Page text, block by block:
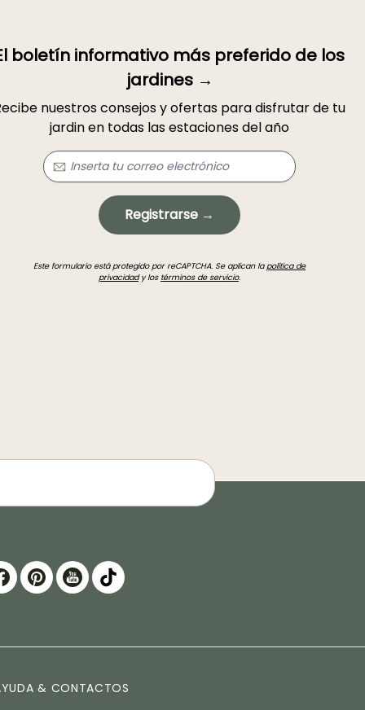
boletín informativo más preferido de los
jardines →
nuestros consejos y ofertas para disfrutar de tu
jardin en todas las estaciones del año
Registrarse →
Este formulario está protegido por reCAPTCHA. Se aplican lapolítica de
privacidady los términos de servicio.
& CONTACTOS